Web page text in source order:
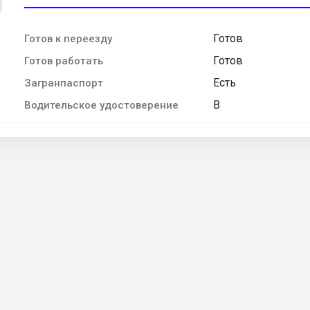
Готов к переезду Готов
Готов работать Готов
Загранпаспорт Есть
Водительское удостоверение B